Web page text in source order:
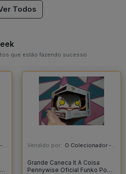
Todos
que estão fazendo sucesso
Vendido por: O Colecionador - SP
Grande Caneca It A Coisa
Pennywise Oficial Funko Pop -